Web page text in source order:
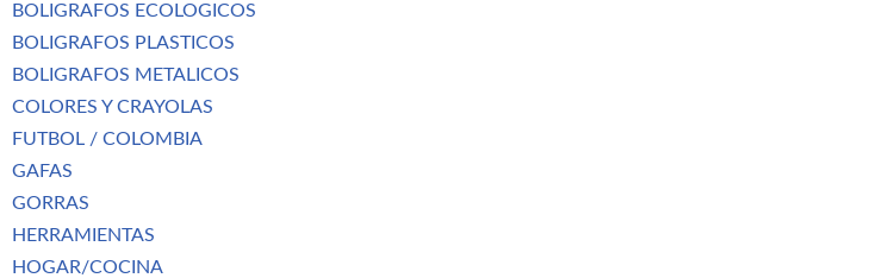
BOLIGRAFOS ECOLOGICOS
BOLIGRAFOS PLASTICOS
BOLIGRAFOS METALICOS
COLORES Y CRAYOLAS
FUTBOL / COLOMBIA
GAFAS
GORRAS
HERRAMIENTAS
HOGAR/COCINA